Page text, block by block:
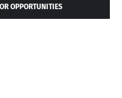
OPPORTUNITIES